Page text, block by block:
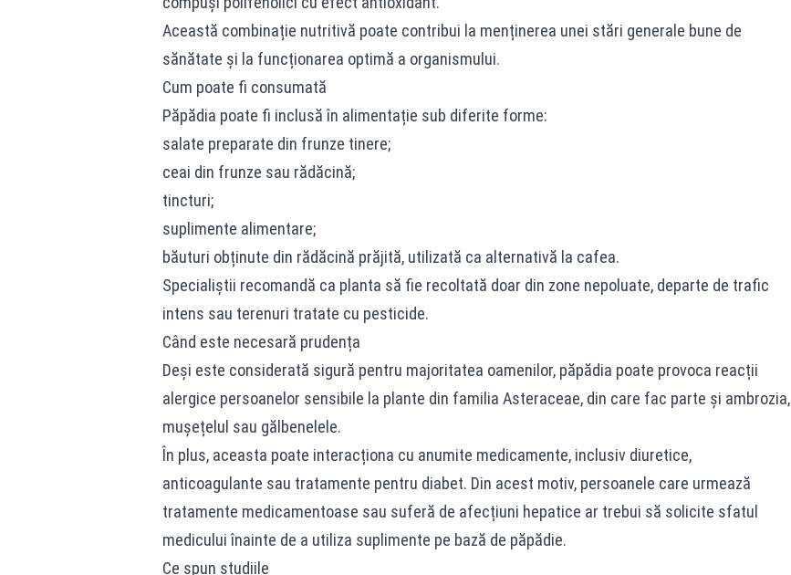
Această combinație nutritivă poate contribui la menținerea unei stări generale bune de
sănătate și la funcționarea optimă a organismului.
Cum poate fi consumată
Păpădia poate fi inclusă în alimentație sub diferite forme:
salate preparate din frunze tinere;
ceai din frunze sau rădăcină;
tincturi;
suplimente alimentare;
băuturi obținute din rădăcină prăjită, utilizată ca alternativă la cafea.
Specialiștii recomandă ca planta să fie recoltată doar din zone nepoluate, departe de trafic
intens sau terenuri tratate cu pesticide.
Când este necesară prudența
Deși este considerată sigură pentru majoritatea oamenilor, păpădia poate provoca reacții
alergice persoanelor sensibile la plante din familia Asteraceae, din care fac parte și ambrozia,
mușețelul sau gălbenelele.
În plus, aceasta poate interacționa cu anumite medicamente, inclusiv diuretice,
anticoagulante sau tratamente pentru diabet. Din acest motiv, persoanele care urmează
tratamente medicamentoase sau suferă de afecțiuni hepatice ar trebui să solicite sfatul
medicului înainte de a utiliza suplimente pe bază de păpădie.
Ce spun studiile